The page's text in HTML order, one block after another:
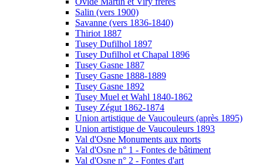
Salin (vers 1900)
Savanne (vers 1836-1840)
Thiriot 1887
Tusey Dufilhol 1897
Tusey Dufilhol et Chapal 1896
Tusey Gasne 1887
Tusey Gasne 1888-1889
Tusey Gasne 1892
Tusey Muel et Wahl 1840-1862
Tusey Zégut 1862-1874
Union artistique de Vaucouleurs (après 1895)
Union artistique de Vaucouleurs 1893
Val d'Osne Monuments aux morts
Val d'Osne n° 1 - Fontes de bâtiment
Val d'Osne n° 2 - Fontes d'art